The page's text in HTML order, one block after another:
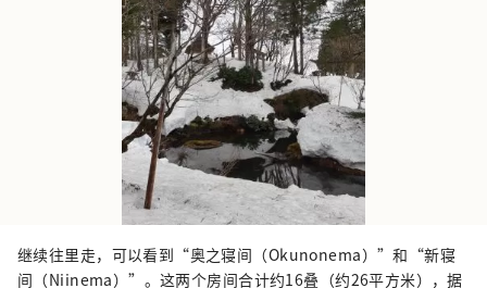
继续往里走，可以看到“奥之寝间（Okunonema）”和“新寝
间（Niinema）”。这两个房间合计约16叠（约26平方米），据